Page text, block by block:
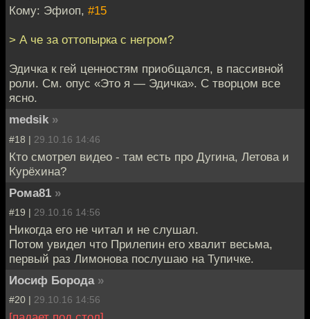
Кому: Эфиоп, #15
> А че за оттопырка с негром?
Эдичка к гей ценностям приобщался, в пассивной
роли. См. опус «Это я — Эдичка». С творцом все
ясно.
medsik »
#18 | 29.10.16 14:46
Кто смотрел видео - там есть про Дугина, Летова и
Курёхина?
Рома81 »
#19 | 29.10.16 14:56
Никогда его не читал и не слушал.
Потом увидел что Прилепин его хвалит весьма,
первый раз Лимонова послушаю на Тупичке.
Иосиф Борода »
#20 | 29.10.16 14:56